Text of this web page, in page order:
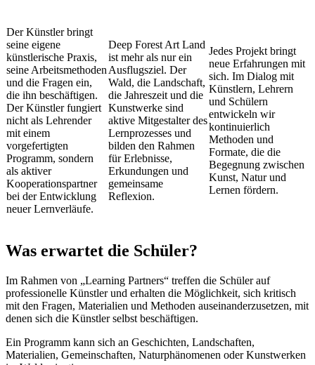
Der Künstler bringt
seine eigene
künstlerische Praxis,
seine Arbeitsmethoden
und die Fragen ein,
die ihn beschäftigen.
Der Künstler fungiert
nicht als Lehrender
mit einem
vorgefertigten
Programm, sondern
als aktiver
Kooperationspartner
bei der Entwicklung
neuer Lernverläufe.
Deep Forest Art Land
ist mehr als nur ein
Ausflugsziel. Der
Wald, die Landschaft,
die Jahreszeit und die
Kunstwerke sind
aktive Mitgestalter des
Lernprozesses und
bilden den Rahmen
für Erlebnisse,
Erkundungen und
gemeinsame
Reflexion.
Jedes Projekt bringt
neue Erfahrungen mit
sich. Im Dialog mit
Künstlern, Lehrern
und Schülern
entwickeln wir
kontinuierlich
Methoden und
Formate, die die
Begegnung zwischen
Kunst, Natur und
Lernen fördern.
Was erwartet die Schüler?
Im Rahmen von „Learning Partners“ treffen die Schüler auf
professionelle Künstler und erhalten die Möglichkeit, sich kritisch
mit den Fragen, Materialien und Methoden auseinanderzusetzen, mit
denen sich die Künstler selbst beschäftigen.
Ein Programm kann sich an Geschichten, Landschaften,
Materialien, Gemeinschaften, Naturphänomenen oder Kunstwerken